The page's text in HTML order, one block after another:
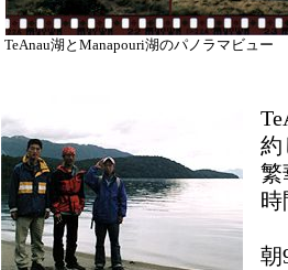
TeAnau湖とManapouri湖のパノラマビュー
約
繁
時
朝